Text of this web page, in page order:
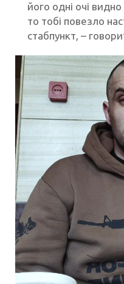
його одні очі
то тобі повезло
стабпункт, –